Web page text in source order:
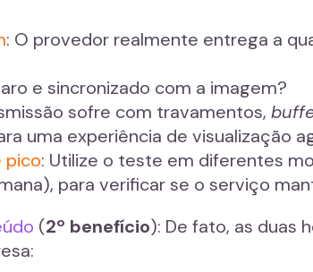
: O provedor realmente entrega a
e sincronizado com a imagem?
sofre com travamentos,
uma experiência de visualização
pico: Utilize o teste em diferentes
para verificar se o serviço
(2º benefício): De fato, as duas